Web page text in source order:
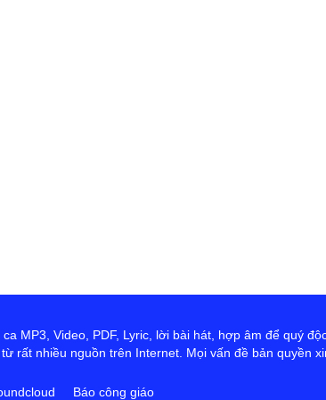
MP3, Video, PDF, Lyric, lời bài hát, hợp âm để quý
rất nhiều nguồn trên Internet. Mọi vấn đề bản quyền
Báo công giáo